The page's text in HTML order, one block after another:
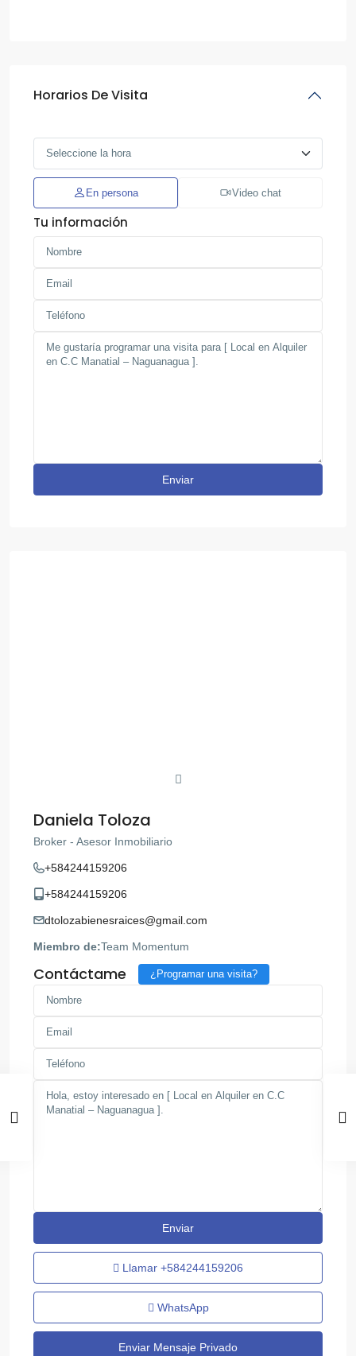
Horarios De Visita
En persona Video chat
Tu información
Daniela Toloza
Broker - Asesor Inmobiliario
+584244159206
+584244159206
dtolozabienesraices@gmail.com
Miembro de:Team Momentum
Contáctame ¿Programar una visita?
Llamar +584244159206
WhatsApp